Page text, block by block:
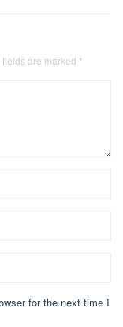
are marked *
for the next time I